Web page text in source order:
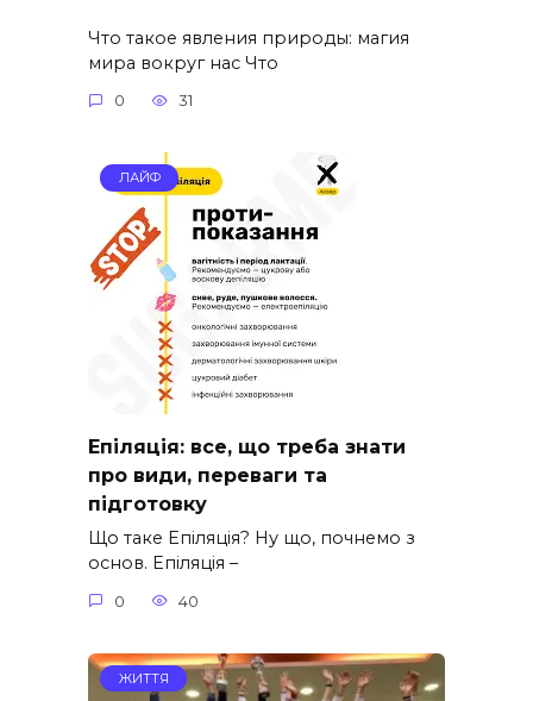
Что такое явления природы: магия
мира вокруг нас Что
0 31
ЛАЙФ
Епіляція: все, що треба знати
про види, переваги та
підготовку
Що таке Епіляція? Ну що, почнемо з
основ. Епіляція –
0 40
ЖИТТЯ